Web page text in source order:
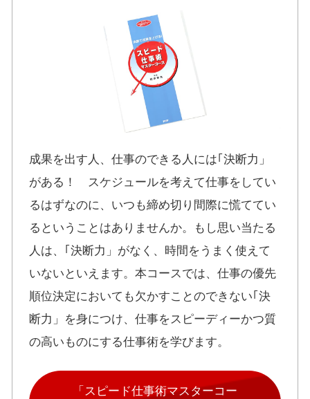
成果を出す人、仕事のできる人には｢決断力」
がある！ スケジュールを考えて仕事をしてい
るはずなのに、いつも締め切り間際に慌ててい
るということはありませんか。もし思い当たる
人は、｢決断力」がなく、時間をうまく使えて
いないといえます。本コースでは、仕事の優先
順位決定においても欠かすことのできない｢決
断力」を身につけ、仕事をスピーディーかつ質
の高いものにする仕事術を学びます。
「スピード仕事術マスターコー